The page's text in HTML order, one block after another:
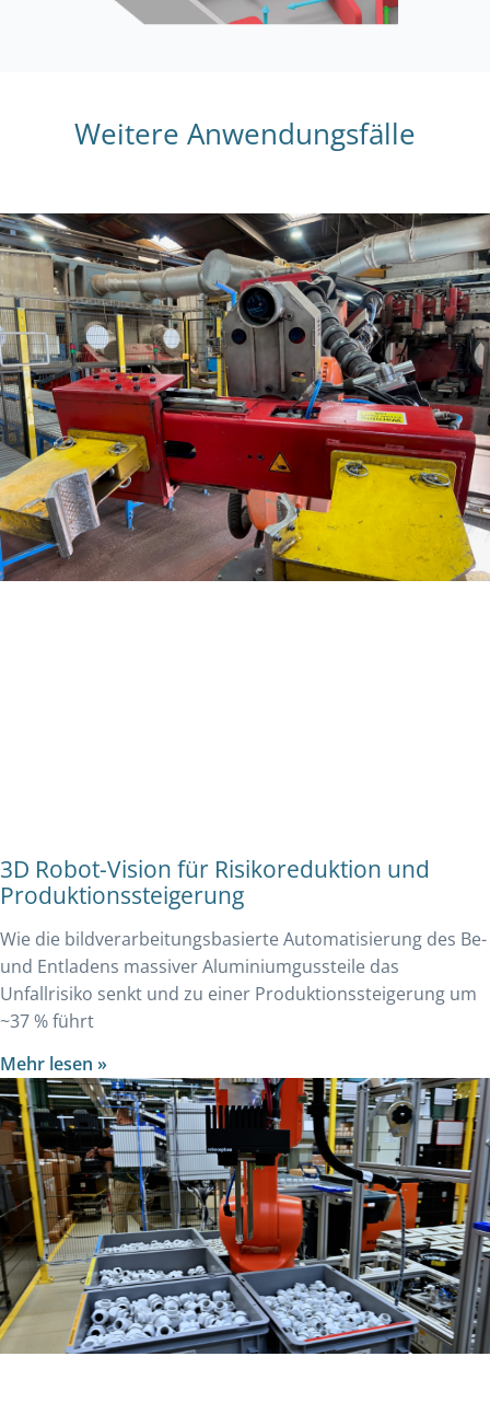
Weitere Anwendungsfälle
3D Robot-Vision für Risikoreduktion und
Produktionssteigerung
Wie die bildverarbeitungsbasierte Automatisierung des Be-
und Entladens massiver Aluminiumgussteile das
Unfallrisiko senkt und zu einer Produktionssteigerung um
~37 % führt
Mehr lesen »